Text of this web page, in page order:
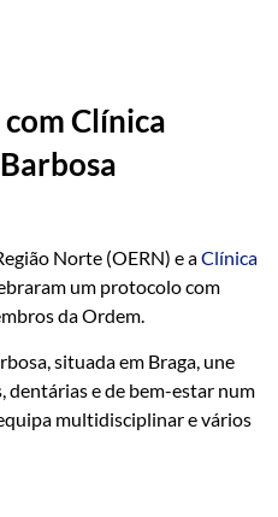
Clínica
Norte (OERN) e aClínica
um protocolo com
da Ordem.
situada em Braga, une
dentárias e de bem-estar num
multidisciplinar e vários